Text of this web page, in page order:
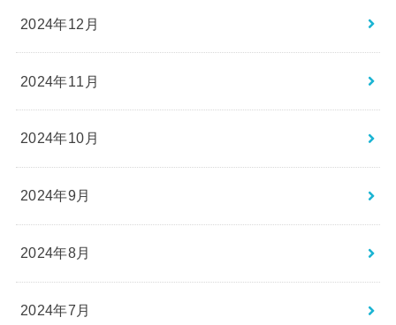
2024年12月
2024年11月
2024年10月
2024年9月
2024年8月
2024年7月